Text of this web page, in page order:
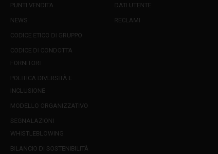
PUNTI VENDITA
NEWS
CODICE ETICO DI GRUPPO
CODICE DI CONDOTTA
FORNITORI
POLITICA DIVERSITÀ E
INCLUSIONE
MODELLO ORGANIZZATIVO
SEGNALAZIONI
WHISTLEBLOWING
BILANCIO DI SOSTENIBILITÀ
DATI UTENTE
RECLAMI